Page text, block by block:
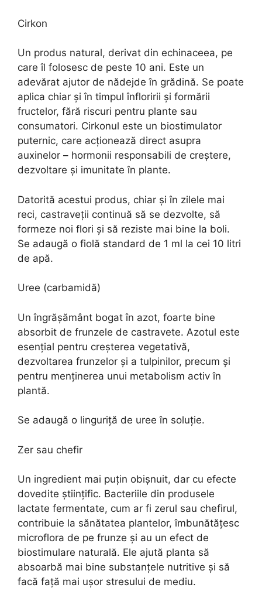
Cirkon
Un produs natural, derivat din echinaceea, pe
care îl folosesc de peste 10 ani. Este un
adevărat ajutor de nădejde în grădină. Se poate
aplica chiar și în timpul înfloririi și formării
fructelor, fără riscuri pentru plante sau
consumatori. Cirkonul este un biostimulator
puternic, care acționează direct asupra
auxinelor – hormonii responsabili de creștere,
dezvoltare și imunitate în plante.
Datorită acestui produs, chiar și în zilele mai
reci, castraveții continuă să se dezvolte, să
formeze noi flori și să reziste mai bine la boli.
Se adaugă o fiolă standard de 1 ml la cei 10 litri
de apă.
Uree (carbamidă)
Un îngrășământ bogat în azot, foarte bine
absorbit de frunzele de castravete. Azotul este
esențial pentru creșterea vegetativă,
dezvoltarea frunzelor și a tulpinilor, precum și
pentru menținerea unui metabolism activ în
plantă.
Se adaugă o linguriță de uree în soluție.
Zer sau chefir
Un ingredient mai puțin obișnuit, dar cu efecte
dovedite științific. Bacteriile din produsele
lactate fermentate, cum ar fi zerul sau chefirul,
contribuie la sănătatea plantelor, îmbunătățesc
microflora de pe frunze și au un efect de
biostimulare naturală. Ele ajută planta să
absoarbă mai bine substanțele nutritive și să
facă față mai ușor stresului de mediu.